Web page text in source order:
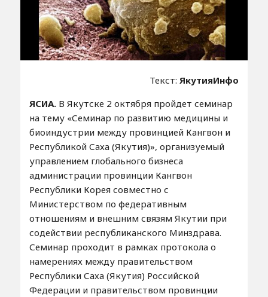
Текст: ЯкутияИнфо
ЯСИА. В Якутске 2 октября пройдет семинар
на тему «Семинар по развитию медицины и
биоиндустрии между провинцией Кангвон и
Республикой Саха (Якутия)», организуемый
управлением глобального бизнеса
администрации провинции Кангвон
Республики Корея совместно с
Министерством по федеративным
отношениям и внешним связям Якутии при
содействии республиканского Минздрава.
Семинар проходит в рамках протокола о
намерениях между правительством
Республики Саха (Якутия) Российской
Федерации и правительством провинции